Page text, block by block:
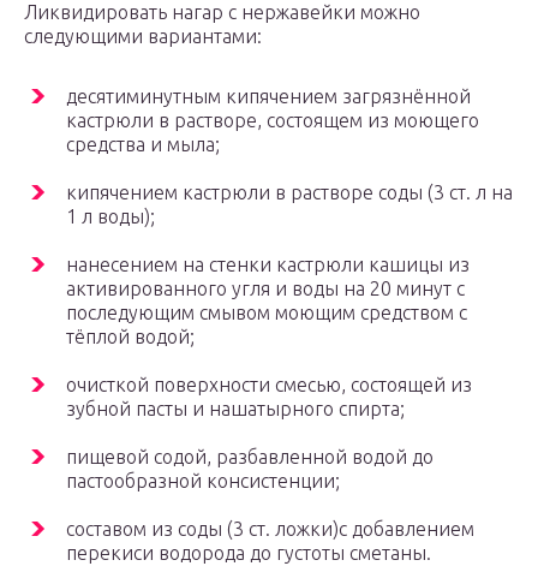
Ликвидировать нагар с нержавейки можно
следующими вариантами:
десятиминутным кипячением загрязнённой
кастрюли в растворе, состоящем из моющего
средства и мыла;
кипячением кастрюли в растворе соды (3 ст. л на
1 л воды);
нанесением на стенки кастрюли кашицы из
активированного угля и воды на 20 минут с
последующим смывом моющим средством с
тёплой водой;
очисткой поверхности смесью, состоящей из
зубной пасты и нашатырного спирта;
пищевой содой, разбавленной водой до
пастообразной консистенции;
составом из соды (3 ст. ложки)с добавлением
перекиси водорода до густоты сметаны.